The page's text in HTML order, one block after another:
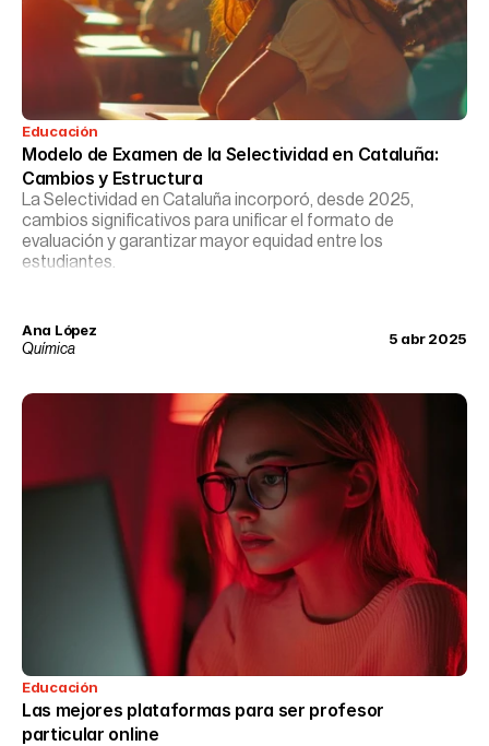
Educación
Modelo de Examen de la Selectividad en Cataluña:
Cambios y Estructura
La Selectividad en Cataluña incorporó, desde 2025,
cambios significativos para unificar el formato de
evaluación y garantizar mayor equidad entre los
estudiantes.
Ana López
Química
5 abr 2025
Educación
Las mejores plataformas para ser profesor
particular online